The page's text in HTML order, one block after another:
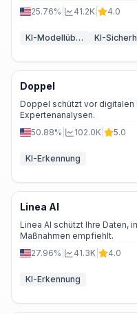
25.76%
41.2K 4.0
KI-Modellüberwachung
Doppel
Doppel schützt vor digitalen
Expertenanalysen.
50.88%
102.0K 5.0
KI-Erkennung
Linea AI
Linea AI schützt Ihre Daten,
Maßnahmen empfiehlt.
27.96%
41.3K 4.0
KI-Erkennung